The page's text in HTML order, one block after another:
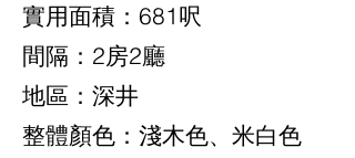
實用面積：681呎
間隔：2房2廳
地區：深井
整體顏色：淺木色、米白色